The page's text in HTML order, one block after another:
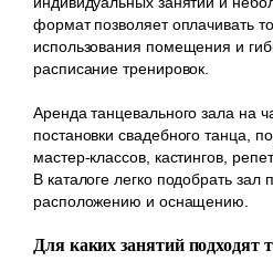
формат позволяет оплачивать
использования помещения и
расписание тренировок.
Аренда танцевального зала на
постановки свадебного танца,
мастер-классов, кастингов,
В каталоге легко подобрать зал
расположению и оснащению.
Для каких занятий подходят